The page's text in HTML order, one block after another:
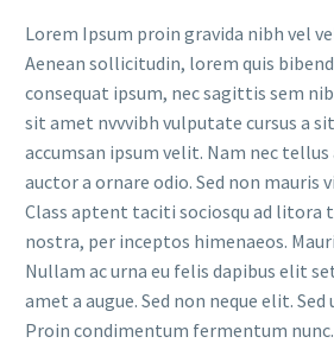
Lorem Ipsum proin gravida nibh vel
Aenean sollicitudin, lorem quis
consequat ipsum, nec sagittis sem
sit amet nvvvibh vulputate cursus a
accumsan ipsum velit. Nam nec
auctor a ornare odio. Sed non mauris
Class aptent taciti sociosqu ad litora
nostra, per inceptos himenaeos.
Nullam ac urna eu felis dapibus elit
amet a augue. Sed non neque elit.
Proin condimentum fermentum